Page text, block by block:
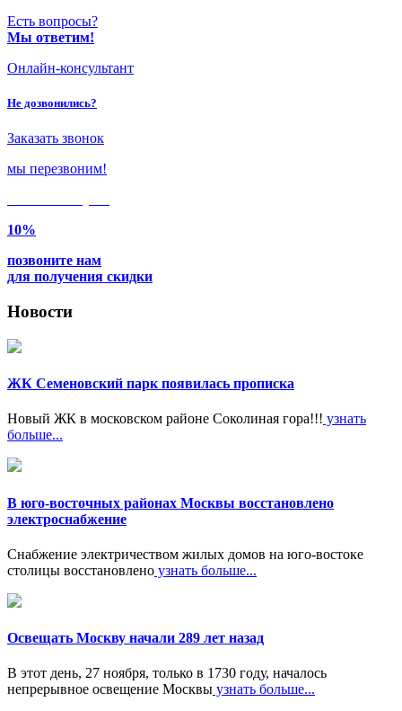
Есть вопросы?
Мы ответим!
Онлайн-консультант
Не дозвонились?
Заказать звонок
мы перезвоним!
10%
позвоните нам
для получения скидки
Новости
ЖК Семеновский парк появилась прописка
Новый ЖК в московском районе Соколиная гора!!! узнать
больше...
В юго-восточных районах Москвы восстановлено
электроснабжение
Снабжение электричеством жилых домов на юго-востоке
столицы восстановлено узнать больше...
Освещать Москву начали 289 лет назад
В этот день, 27 ноября, только в 1730 году, началось
непрерывное освещение Москвы узнать больше...